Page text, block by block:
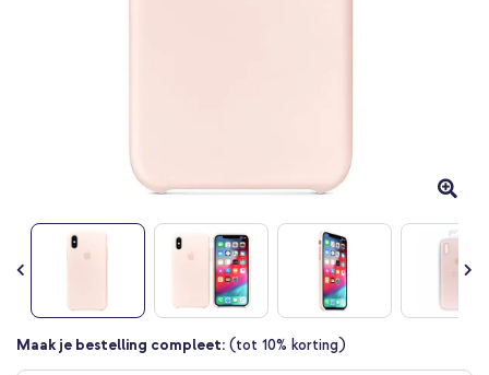
Ga
Maak je bestelling compleet: (tot 10% korting)